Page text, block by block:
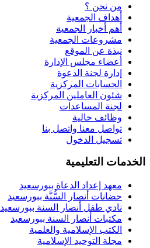
من نحن ؟
أهداف الجمعية
أهم أخبار الجمعية
مشروعات الجمعية
نبذة عن الموقع
أعضاء مجلس الإدارة
إدارة لجنة الدعوة
الحسابات المركزية
شئون العاملين المركزية
لجنة المساعدات
وظائف خالية
تواصل معنا واتصل بنا
تسجيل الدخول
الخدمات التعليمية
معهد إعداد الدعاة ببورسعيد
حضانات أنصار السُّنَّة ببورسعيد
نادي طفل أنصار السنة ببورسعيد
مكتبات أنصار السنة ببورسعيد
الكتب الإسلامية والعلمية
مجلة التوحيد الإسلامية